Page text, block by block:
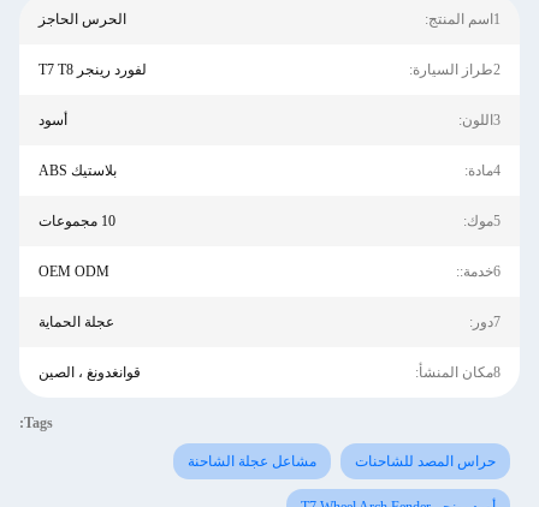
1اسم المنتج: الحرس الحاجز
2طراز السيارة: لفورد رينجر T7 T8
3اللون: أسود
4مادة: بلاستيك ABS
5موك: 10 مجموعات
6خدمة:: OEM ODM
7دور: عجلة الحماية
8مكان المنشأ: قوانغدونغ ، الصين
Tags:
حراس المصد للشاحنات مشاعل عجلة الشاحنة